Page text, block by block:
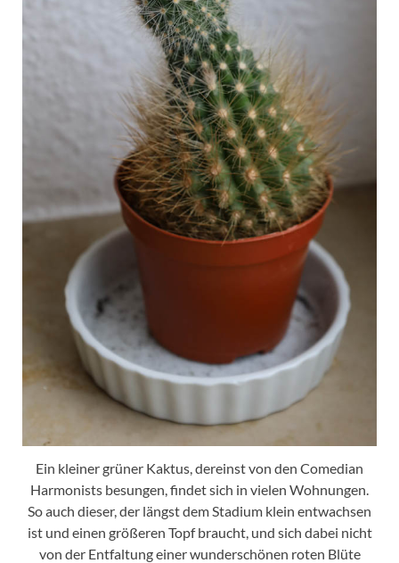
Ein kleiner grüner Kaktus, dereinst von den Comedian
Harmonists besungen, findet sich in vielen Wohnungen.
So auch dieser, der längst dem Stadium klein entwachsen
ist und einen größeren Topf braucht, und sich dabei nicht
von der Entfaltung einer wunderschönen roten Blüte